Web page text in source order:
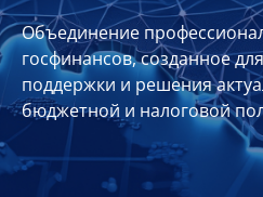
Совет
Союза
Участники
Планы
отчеты
Объединение
госфинансов, созданное
поддержки и решения
бюджетной и налоговой